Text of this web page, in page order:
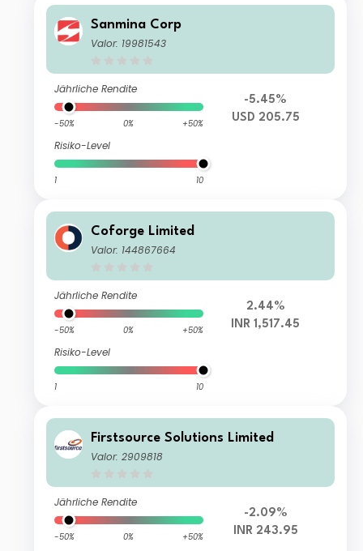
Sanmina Corp
Valor: 19981543
Jährliche Rendite
-50% 0% +50%
Risiko-Level
1 10
-5.45%
USD 205.75
Coforge Limited
Valor: 144867664
Jährliche Rendite
-50% 0% +50%
Risiko-Level
1 10
2.44%
INR 1,517.45
Firstsource Solutions Limited
Valor: 2909818
Jährliche Rendite
-50% 0% +50%
-2.09%
INR 243.95